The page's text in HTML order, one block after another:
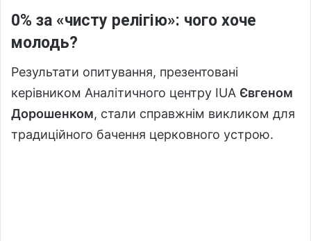
0% за «чисту релігію»: чого хоче
молодь?
Результати опитування, презентовані
керівником Аналітичного центру ІUA Євгеном
Дорошенком, стали справжнім викликом для
традиційного бачення церковного устрою.